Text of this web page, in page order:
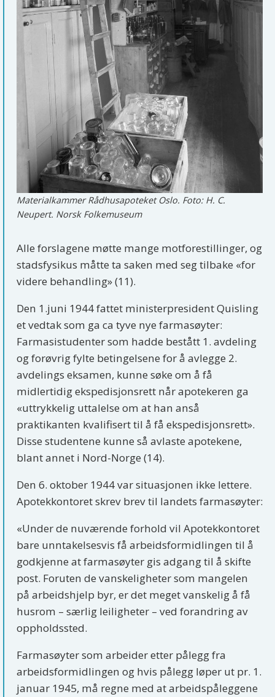
Materialkammer Rådhusapoteket Oslo. Foto: H. C.
Neupert. Norsk Folkemuseum
Alle forslagene møtte mange motforestillinger, og
stadsfysikus måtte ta saken med seg tilbake «for
videre behandling» (11).
Den 1.juni 1944 fattet ministerpresident Quisling
et vedtak som ga ca tyve nye farmasøyter:
Farmasistudenter som hadde bestått 1. avdeling
og forøvrig fylte betingelsene for å avlegge 2.
avdelings eksamen, kunne søke om å få
midlertidig ekspedisjonsrett når apotekeren ga
«uttrykkelig uttalelse om at han anså
praktikanten kvalifisert til å få ekspedisjonsrett».
Disse studentene kunne så avlaste apotekene,
blant annet i Nord-Norge (14).
Den 6. oktober 1944 var situasjonen ikke lettere.
Apotekkontoret skrev brev til landets farmasøyter:
«Under de nuværende forhold vil Apotekkontoret
bare unntakelsesvis få arbeidsformidlingen til å
godkjenne at farmasøyter gis adgang til å skifte
post. Foruten de vanskeligheter som mangelen
på arbeidshjelp byr, er det meget vanskelig å få
husrom – særlig leiligheter – ved forandring av
oppholdssted.
Farmasøyter som arbeider etter pålegg fra
arbeidsformidlingen og hvis pålegg løper ut pr. 1.
januar 1945, må regne med at arbeidspåleggene